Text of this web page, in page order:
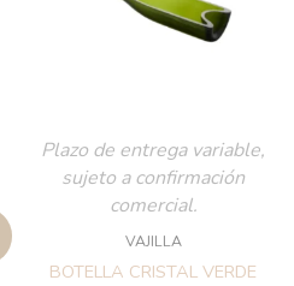
Plazo de entrega variable,
sujeto a confirmación
comercial.
VAJILLA
BOTELLA CRISTAL VERDE